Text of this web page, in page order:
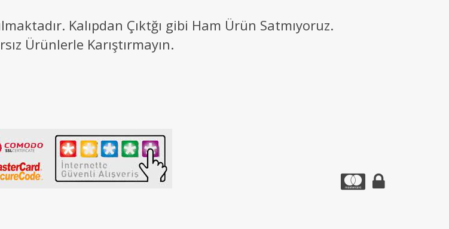
Kalıpdan Çıktğı gibi Ham Ürün Satmıyoruz.
Ürünlerle Karıştırmayın.